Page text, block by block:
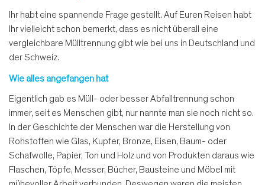
Ihr habt eine spannende Frage gestellt. Auf Euren Reisen habt
Ihr vielleicht schon bemerkt, dass es nicht überall eine
vergleichbare Mülltrennung gibt wie bei uns in Deutschland und
der Schweiz.
Wie alles angefangen hat
Eigentlich gab es Müll- oder besser Abfalltrennung schon
immer, seit es Menschen gibt, nur nannte man sie noch nicht so.
In der Geschichte der Menschen war die Herstellung von
Rohstoffen wie Glas, Kupfer, Bronze, Eisen, Baum- oder
Schafwolle, Papier, Ton und Holz und von Produkten daraus wie
Flaschen, Töpfe, Messer, Bücher, Bausteine und Möbel mit